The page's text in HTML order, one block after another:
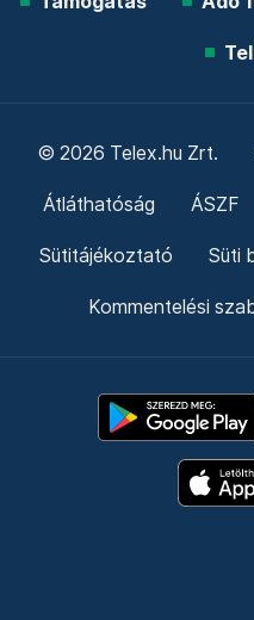
© 2026 Telex.hu Zrt.
Átláthatóság ÁSZF
Sütitájékoztató Süti
Kommentelési